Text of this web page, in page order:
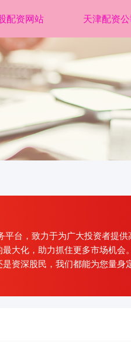
配资网站 天津配资
台，致力于为广大投资者提
大化，助力抓住更多市场机
资深股民，我们都能为您量